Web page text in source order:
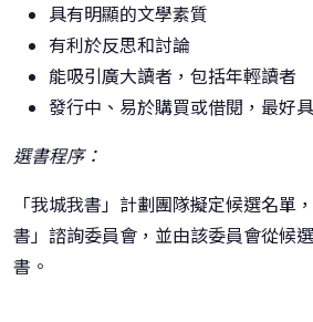
具有明顯的文學素質
有利於反思和討論
能吸引廣大讀者，包括年輕讀者
發行中、易於購買或借閱，最好
選書程序：
「我城我書」計劃團隊擬定候選名單
書」諮詢委員會，並由該委員會從候
書。